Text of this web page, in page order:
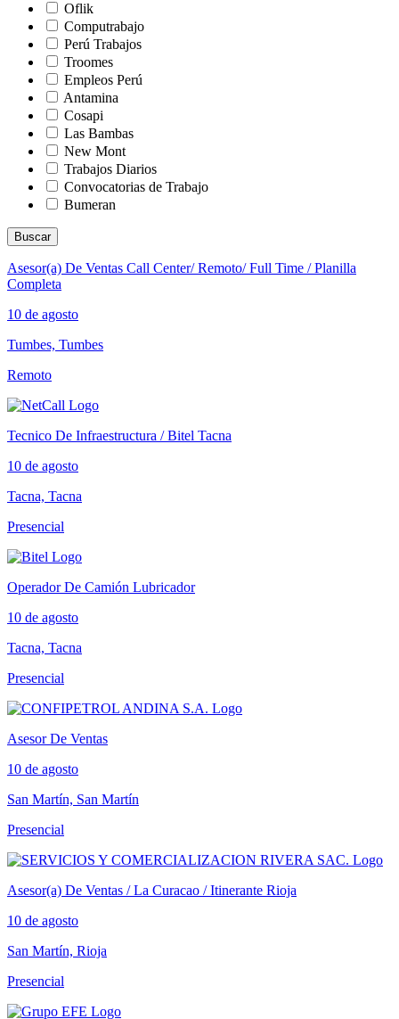
Oflik
Computrabajo
Perú Trabajos
Troomes
Empleos Perú
Antamina
Cosapi
Las Bambas
New Mont
Trabajos Diarios
Convocatorias de Trabajo
Bumeran
Buscar
Asesor(a) De Ventas Call Center/ Remoto/ Full Time / Planilla
Completa
10 de agosto
Tumbes, Tumbes
Remoto
Tecnico De Infraestructura / Bitel Tacna
10 de agosto
Tacna, Tacna
Presencial
Operador De Camión Lubricador
10 de agosto
Tacna, Tacna
Presencial
Asesor De Ventas
10 de agosto
San Martín, San Martín
Presencial
Asesor(a) De Ventas / La Curacao / Itinerante Rioja
10 de agosto
San Martín, Rioja
Presencial